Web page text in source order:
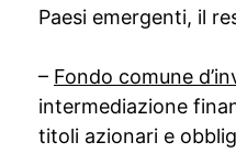
Paesi emergenti, il
– Fondo comune
intermediazione
titoli azionari e